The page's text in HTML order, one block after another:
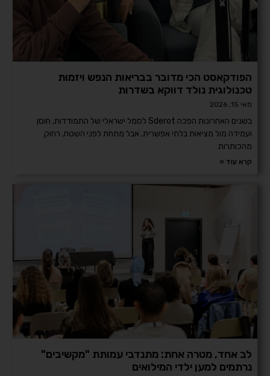
הפודקאסט הכי מדובר בבריאות הנפש ויזמות
טכנולוגית נולד דווקא בשדרות
מאי 15, 2026
בשנים האחרונות הפכה Sderot לסמל ישראלי של התמודדות, חוסן
ועמידה מול מציאות בלתי אפשרית. אבל מתחת לפני השטח, רחוק
מהכותרות
קרא עוד »
לב אחד, מטרה אחת: מתנדבי עמותת "מקשיבים"
נרתמים למען ילדי המילואים